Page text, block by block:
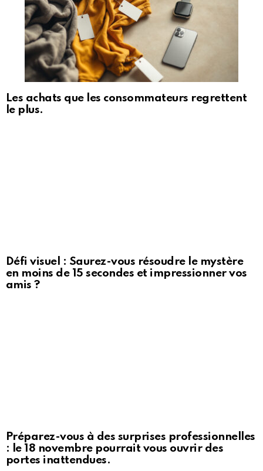
Les achats que les consommateurs regrettent
le plus.
Défi visuel : Saurez-vous résoudre le mystère
en moins de 15 secondes et impressionner vos
amis ?
Préparez-vous à des surprises professionnelles
: le 18 novembre pourrait vous ouvrir des
portes inattendues.